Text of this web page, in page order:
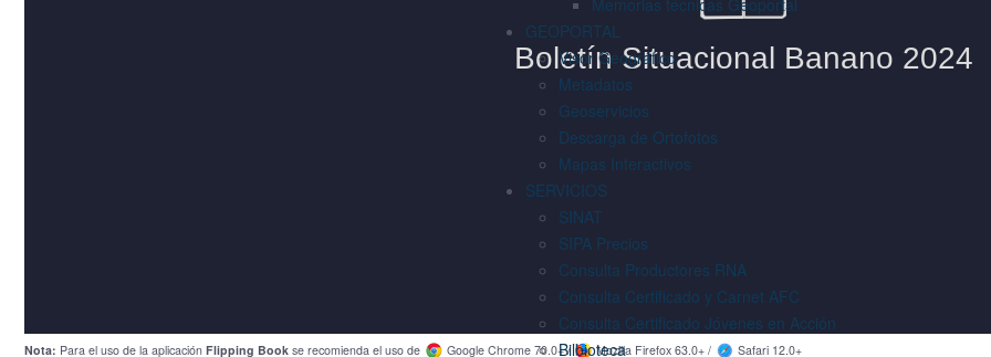
GEOPORTAL
Visor Geográfico
Metadatos
Geoservicios
Descarga de Ortofotos
Mapas Interactivos
SERVICIOS
SINAT
SIPA Precios
Consulta Productores RNA
Consulta Certificado y Carnet AFC
Consulta Certificado Jóvenes en Acción
Bilbioteca
Nota: Para el uso de la aplicación Flipping Book se recomienda el uso de Google Chrome 70.0+ / Mozilla Firefox 63.0+ / Safari 12.0+